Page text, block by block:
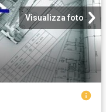
Visualizza foto